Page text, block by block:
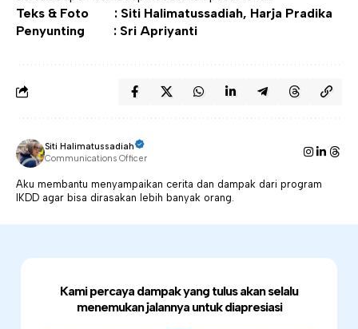
Teks & Foto : Siti Halimatussadiah, Harja Pradika
Penyunting : Sri Apriyanti
Siti Halimatussadiah
Communications Officer
Aku membantu menyampaikan cerita dan dampak dari program
IKDD agar bisa dirasakan lebih banyak orang.
Kami percaya dampak yang tulus akan selalu
menemukan jalannya untuk diapresiasi